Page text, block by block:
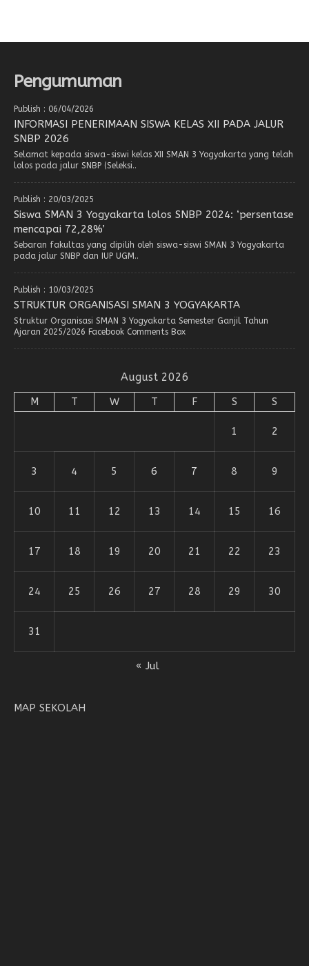
Pengumuman
Publish : 06/04/2026
INFORMASI PENERIMAAN SISWA KELAS XII PADA JALUR
SNBP 2026
Selamat kepada siswa-siswi kelas XII SMAN 3 Yogyakarta yang telah
lolos pada jalur SNBP (Seleksi..
Publish : 20/03/2025
Siswa SMAN 3 Yogyakarta lolos SNBP 2024: ‘persentase
mencapai 72,28%’
Sebaran fakultas yang dipilih oleh siswa-siswi SMAN 3 Yogyakarta
pada jalur SNBP dan IUP UGM..
Publish : 10/03/2025
STRUKTUR ORGANISASI SMAN 3 YOGYAKARTA
Struktur Organisasi SMAN 3 Yogyakarta Semester Ganjil Tahun
Ajaran 2025/2026 Facebook Comments Box
August 2026
M T W T F S S
1 2
3 4 5 6 7 8 9
10 11 12 13 14 15 16
17 18 19 20 21 22 23
24 25 26 27 28 29 30
31
« Jul
MAP SEKOLAH